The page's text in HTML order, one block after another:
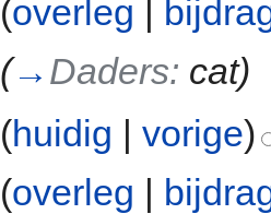
(overleg |
(→ Daders: cat)
(huidig |vorige)
(overleg |